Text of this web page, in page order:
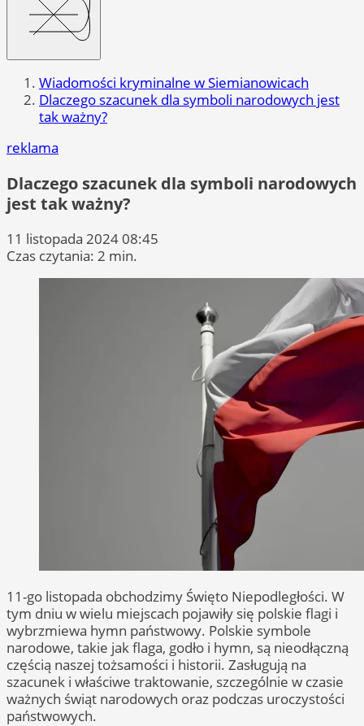
Wiadomości kryminalne w Siemianowicach
Dlaczego szacunek dla symboli narodowych jest
tak ważny?
reklama
Dlaczego szacunek dla symboli narodowych
jest tak ważny?
11 listopada 2024 08:45
Czas czytania: 2 min.
11-go listopada obchodzimy Święto Niepodległości. W
tym dniu w wielu miejscach pojawiły się polskie flagi i
wybrzmiewa hymn państwowy. Polskie symbole
narodowe, takie jak flaga, godło i hymn, są nieodłączną
częścią naszej tożsamości i historii. Zasługują na
szacunek i właściwe traktowanie, szczególnie w czasie
ważnych świąt narodowych oraz podczas uroczystości
państwowych.